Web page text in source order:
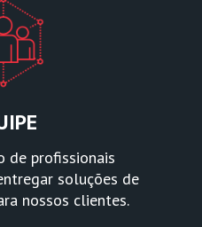
de profissionais
soluções de
nossos clientes.